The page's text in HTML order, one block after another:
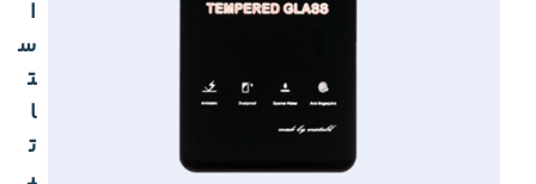
ا
س
ت
ا
ت